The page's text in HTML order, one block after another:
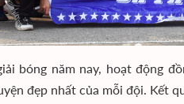
bóng năm nay, hoạt động
đẹp nhất của mỗi đội. Kết